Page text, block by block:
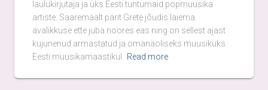
laulukirjutaja ja üks Eesti tuntumaid popmuusika
artiste. Saaremaalt pärit Grete jõudis laiema
avalikkuse ette juba noores eas ning on sellest ajast
kujunenud armastatud ja omanäoliseks muusikuks
Eesti muusikamaastikul.
Read more